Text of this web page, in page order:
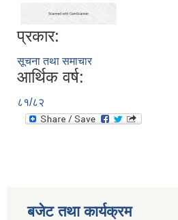
प्रकार:
सूचना तथा समाचार
आर्थिक वर्ष:
८१/८२
बजेट तथा कार्यक्रम